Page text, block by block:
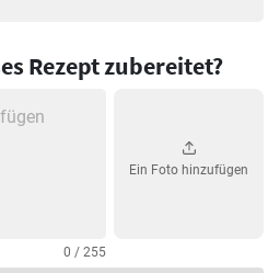
Rezept zubereitet?
0 / 255
Ein Foto hinzufügen